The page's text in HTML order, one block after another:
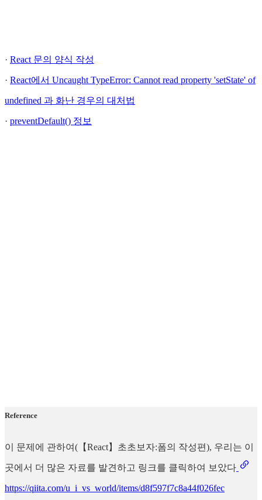
· React 문의 양식 작성
· React에서 Uncaught TypeError: Cannot read property 'setState' of
undefined 과 화난 경우의 대처법
· preventDefault() 정보
Reference
이 문제에 관하여(【React】초초보자:폼의 작성편), 우리는 이
곳에서 더 많은 자료를 발견하고 링크를 클릭하여 보았다
https://qiita.com/u_i_vs_world/items/d8f597f7c8a44f026fec